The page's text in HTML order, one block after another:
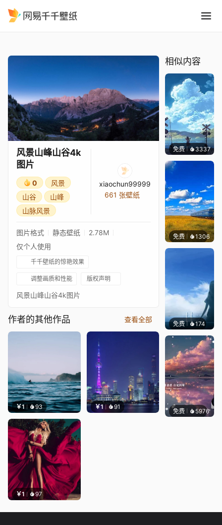
风景山峰山谷4k
图片
0
风景
山谷
山峰
山脉风景
xiaochun99999
661 张壁纸
图片格式 静态壁纸
2.78M
仅个人使用
千千壁纸的惊艳效果
调整画质和性能 版权声明
风景山峰山谷4k图片
作者的其他作品 查看全部
￥1 93 ￥1 91
￥1 97
相似内容
免费 3337星梦
免费 1306叮叮
免费 174星梦
免费 5976冰茶